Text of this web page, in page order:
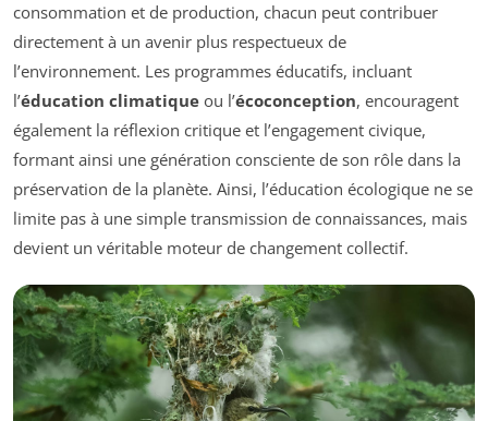
consommation et de production, chacun peut contribuer
directement à un avenir plus respectueux de
l’environnement. Les programmes éducatifs, incluant
l’éducation climatique ou l’écoconception, encouragent
également la réflexion critique et l’engagement civique,
formant ainsi une génération consciente de son rôle dans la
préservation de la planète. Ainsi, l’éducation écologique ne se
limite pas à une simple transmission de connaissances, mais
devient un véritable moteur de changement collectif.